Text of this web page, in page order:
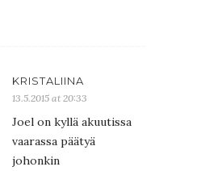
KRISTALIINA
13.5.2015 at 20:33
Joel on kyllä akuutissa
vaarassa päätyä
johonkin